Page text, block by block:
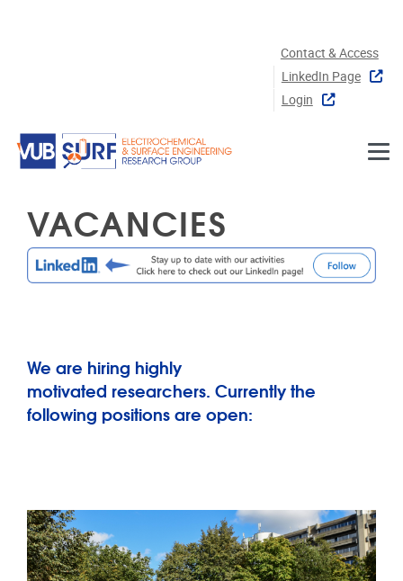
Contact & Access
LinkedIn Page
Login
VACANCIES
We are hiring highly
motivated researchers. Currently the
following positions are open: